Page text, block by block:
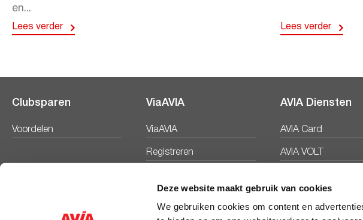
Deze website maakt gebruik van cookies
We gebruiken cookies om content en
en...
Lees verder Lees verder
Clubsparen
Voordelen
ViaAVIA
ViaAVIA
Registreren
AVIA Diensten
AVIA Card
AVIA VOLT